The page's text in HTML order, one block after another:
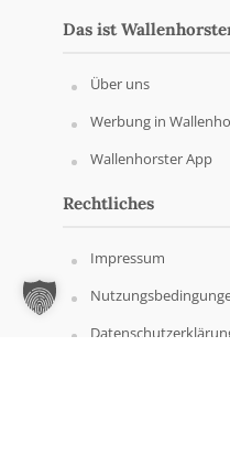
Das ist
Über uns
Werbung in
Wallenhorster App
Rechtliches
Impressum